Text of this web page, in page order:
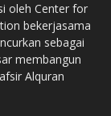
oleh Center for
bekerjasama
sebagai
membangun
Alquran